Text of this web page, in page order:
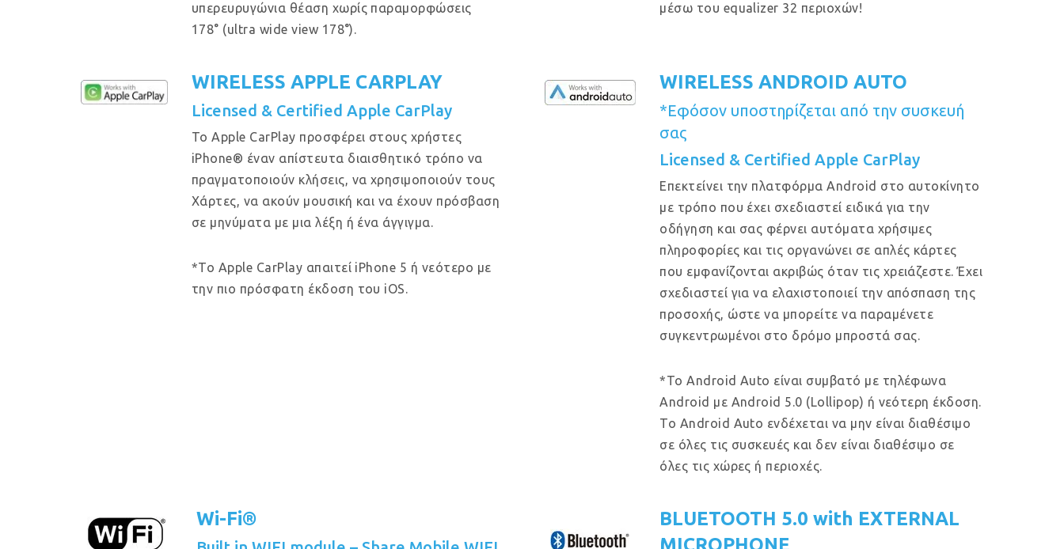
υπερευρυγώνια θέαση χωρίς παραμορφώσεις
178° (ultra wide view 178°).
μέσω του equalizer 32 περιοχών!
WIRELESS APPLE CARPLAY
Licensed & Certified Apple CarPlay
Το Apple CarPlay προσφέρει στους χρήστες
iPhone® έναν απίστευτα διαισθητικό τρόπο να
πραγματοποιούν κλήσεις, να χρησιμοποιούν τους
Χάρτες, να ακούν μουσική και να έχουν πρόσβαση
σε μηνύματα με μια λέξη ή ένα άγγιγμα.
*Το Apple CarPlay απαιτεί iPhone 5 ή νεότερο με
την πιο πρόσφατη έκδοση του iOS.
WIRELESS ANDROID AUTO
*Εφόσον υποστηρίζεται από την συσκευή
σας
Licensed & Certified Apple CarPlay
Επεκτείνει την πλατφόρμα Android στο αυτοκίνητο
με τρόπο που έχει σχεδιαστεί ειδικά για την
οδήγηση και σας φέρνει αυτόματα χρήσιμες
πληροφορίες και τις οργανώνει σε απλές κάρτες
που εμφανίζονται ακριβώς όταν τις χρειάζεστε. Έχει
σχεδιαστεί για να ελαχιστοποιεί την απόσπαση της
προσοχής, ώστε να μπορείτε να παραμένετε
συγκεντρωμένοι στο δρόμο μπροστά σας.
*Το Android Auto είναι συμβατό με τηλέφωνα
Android με Android 5.0 (Lollipop) ή νεότερη έκδοση.
Το Android Auto ενδέχεται να μην είναι διαθέσιμο
σε όλες τις συσκευές και δεν είναι διαθέσιμο σε
όλες τις χώρες ή περιοχές.
Wi-Fi®
BLUETOOTH 5.0 with EXTERNAL
MICROPHONE